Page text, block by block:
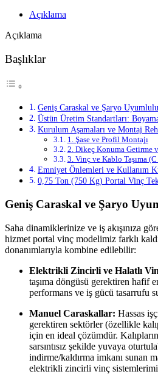
Açıklama
Açıklama
Başlıklar
Geniş Caraskal ve Şaryo
Üstün Üretim Standartları:
Kurulum Aşamaları ve Montaj
1. Şase ve Profil Montajı
2. Dikeç Konuma Getirme
3. Vinç ve Kablo Taşıma
Emniyet Önlemleri ve Kullanım
0,75 Ton (750 Kg) Portal Vinç
Geniş Caraskal ve Şaryo
Saha dinamiklerinize ve iş akışınıza
hizmet portal vinç modelimiz farklı
donanımlarıyla kombine edilebilir:
Elektrikli Zincirli ve Halatlı
taşıma döngüsü gerektiren hafif
performans ve iş gücü tasarrufu
Manuel Caraskallar: Hassas
gerektiren sektörler (özellikle
için en ideal çözümdür. Kalıpların
sarsıntısız şekilde yuvaya
indirme/kaldırma imkanı sunan
elektrikli zincirli vinç